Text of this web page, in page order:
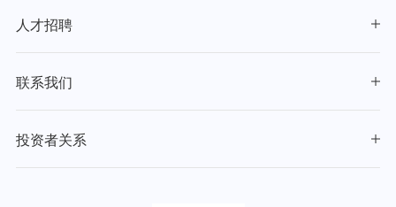
人才招聘
联系我们
投资者关系